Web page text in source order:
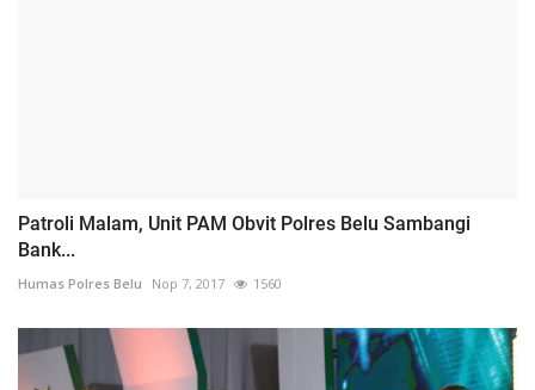
Patroli Malam, Unit PAM Obvit Polres Belu Sambangi
Bank...
Humas Polres Belu Nop 7, 2017 1560